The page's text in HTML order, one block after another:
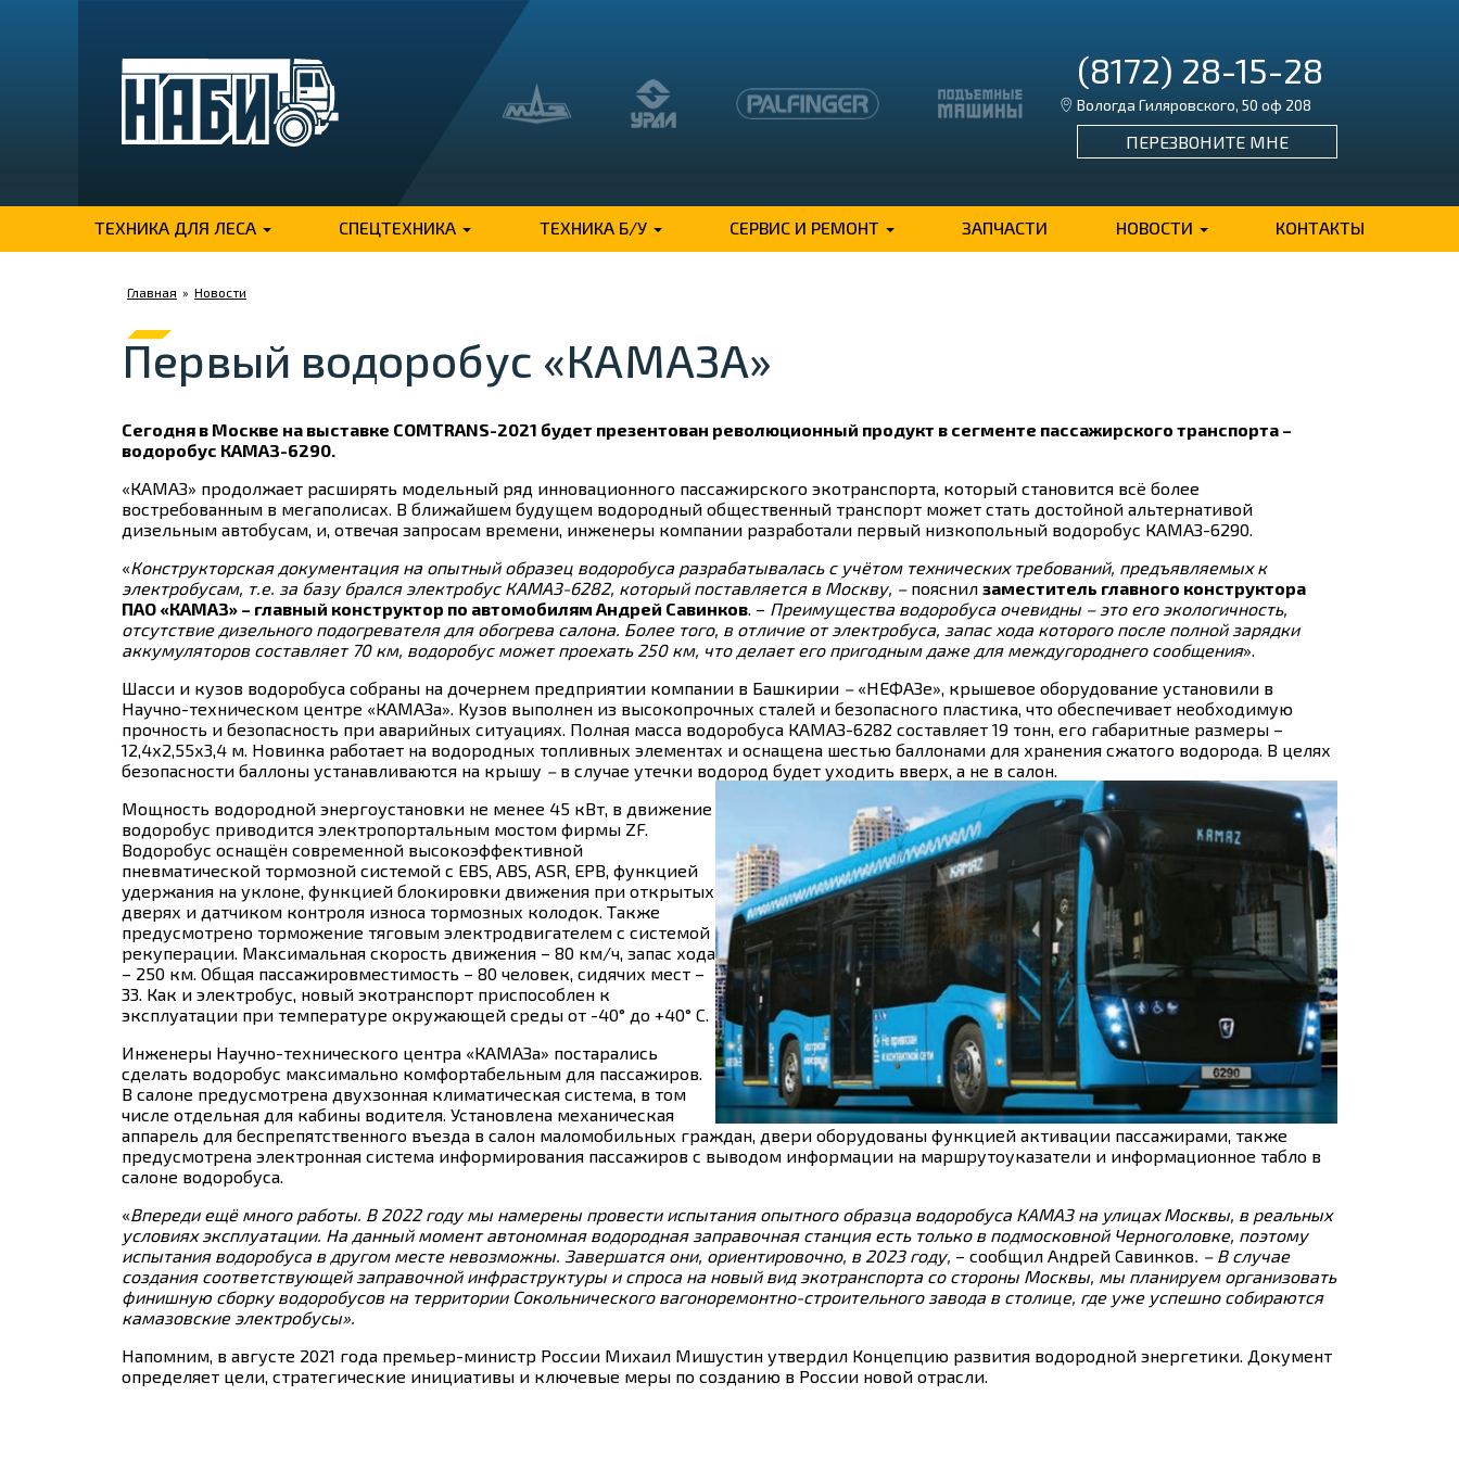
(8172) 28-15-28
Вологда Гиляровского, 50 оф 208
ПЕРЕЗВОНИТЕ МНЕ
ТЕХНИКА ДЛЯ ЛЕСА СПЕЦТЕХНИКА ТЕХНИКА Б/У СЕРВИС И РЕМОНТ ЗАПЧАСТИ НОВОСТИ КОНТАКТЫ
Главная » Новости
Первый водоробус «КАМАЗА»
Сегодня в Москве на выставке COMTRANS-2021 будет презентован революционный продукт в сегменте пассажирского транспорта –
водоробус КАМАЗ-6290.
«КАМАЗ» продолжает расширять модельный ряд инновационного пассажирского экотранспорта, который становится всё более
востребованным в мегаполисах. В ближайшем будущем водородный общественный транспорт может стать достойной альтернативой
дизельным автобусам, и, отвечая запросам времени, инженеры компании разработали первый низкопольный водоробус КАМАЗ-6290.
«Конструкторская документация на опытный образец водоробуса разрабатывалась с учётом технических требований, предъявляемых к
электробусам, т.е. за базу брался электробус КАМАЗ-6282, который поставляется в Москву, – пояснил заместитель главного конструктора
ПАО «КАМАЗ» – главный конструктор по автомобилям Андрей Савинков. – Преимущества водоробуса очевидны – это его экологичность,
отсутствие дизельного подогревателя для обогрева салона. Более того, в отличие от электробуса, запас хода которого после полной зарядки
аккумуляторов составляет 70 км, водоробус может проехать 250 км, что делает его пригодным даже для междугороднего сообщения».
Шасси и кузов водоробуса собраны на дочернем предприятии компании в Башкирии –«НЕФАЗе», крышевое оборудование установили в
Научно-техническом центре «КАМАЗа». Кузов выполнен из высокопрочных сталей и безопасного пластика, что обеспечивает необходимую
прочность и безопасность при аварийных ситуациях. Полная масса водоробуса КАМАЗ-6282 составляет 19 тонн, его габаритные размеры –
12,4х2,55х3,4 м. Новинка работает на водородных топливных элементах и оснащена шестью баллонами для хранения сжатого водорода. В целях
безопасности баллоны устанавливаются на крышу –в случае утечки водород будет уходить вверх, а не в салон.
Мощность водородной энергоустановки не менее 45 кВт, в движение
водоробус приводится электропортальным мостом фирмы ZF.
Водоробус оснащён современной высокоэффективной
пневматической тормозной системой с EBS, ABS, ASR, EPB, функцией
удержания на уклоне, функцией блокировки движения при открытых
дверях и датчиком контроля износа тормозных колодок. Также
предусмотрено торможение тяговым электродвигателем с системой
рекуперации. Максимальная скорость движения – 80 км/ч, запас хода
– 250 км. Общая пассажировместимость – 80 человек, сидячих мест –
33. Как и электробус, новый экотранспорт приспособлен к
эксплуатации при температуре окружающей среды от -40° до +40° С.
Инженеры Научно-технического центра «КАМАЗа» постарались
сделать водоробус максимально комфортабельным для пассажиров.
В салоне предусмотрена двухзонная климатическая система, в том
числе отдельная для кабины водителя. Установлена механическая
аппарель для беспрепятственного въезда в салон маломобильных граждан, двери оборудованы функцией активации пассажирами, также
предусмотрена электронная система информирования пассажиров с выводом информации на маршрутоуказатели и информационное табло в
салоне водоробуса.
«Впереди ещё много работы. В 2022 году мы намерены провести испытания опытного образца водоробуса КАМАЗ на улицах Москвы, в реальных
условиях эксплуатации. На данный момент автономная водородная заправочная станция есть только в подмосковной Черноголовке, поэтому
испытания водоробуса в другом месте невозможны. Завершатся они, ориентировочно, в 2023 году, – сообщил Андрей Савинков. – В случае
создания соответствующей заправочной инфраструктуры и спроса на новый вид экотранспорта со стороны Москвы, мы планируем организовать
финишную сборку водоробусов на территории Сокольнического вагоноремонтно-строительного завода в столице, где уже успешно собираются
камазовские электробусы».
Напомним, в августе 2021 года премьер-министр России Михаил Мишустин утвердил Концепцию развития водородной энергетики. Документ
определяет цели, стратегические инициативы и ключевые меры по созданию в России новой отрасли.